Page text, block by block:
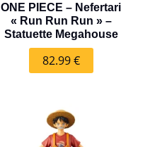
ONE PIECE – Nefertari
« Run Run Run » –
Statuette Megahouse
82.99€